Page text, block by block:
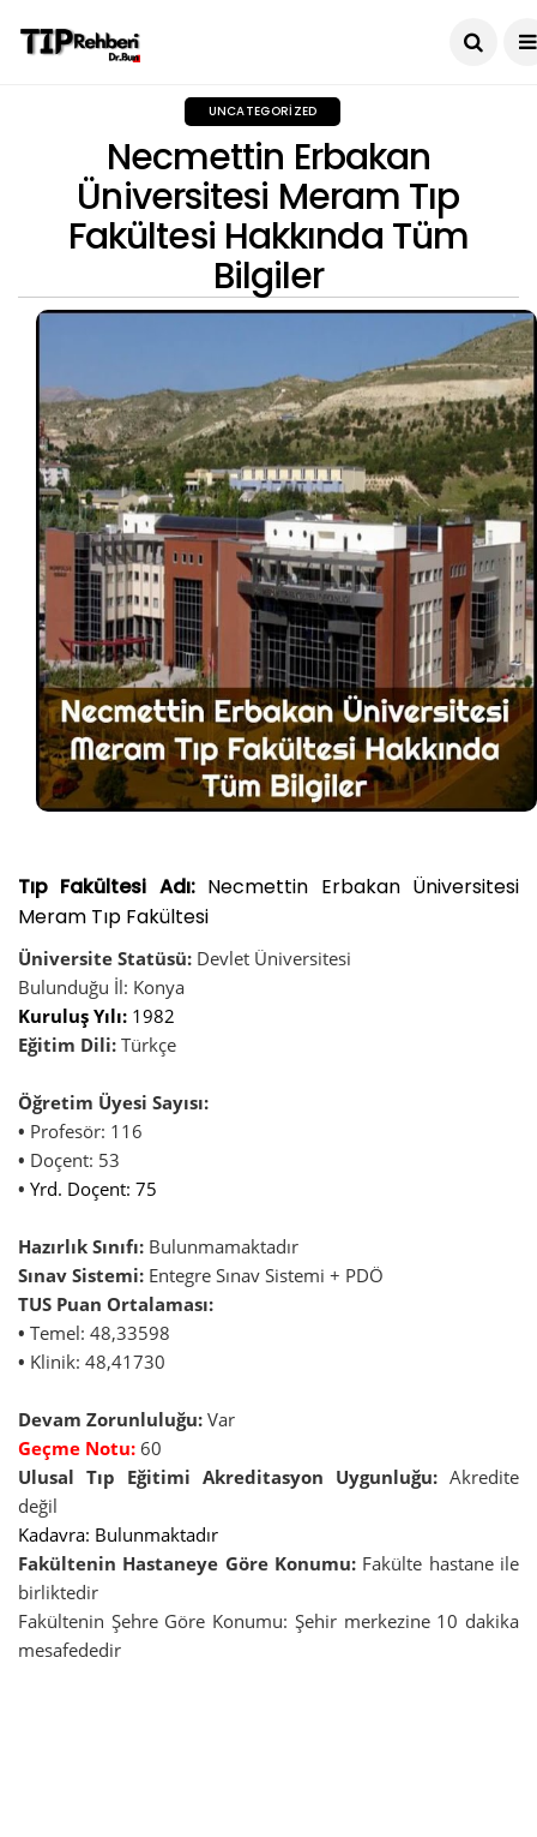
UNCATEGORIZED
Necmettin Erbakan
Üniversitesi Meram Tıp
Fakültesi Hakkında Tüm
Bilgiler
Tıp Fakültesi Adı: Necmettin Erbakan Üniversitesi
Meram Tıp Fakültesi
Üniversite Statüsü: Devlet Üniversitesi
Bulunduğu İl: Konya
Kuruluş Yılı: 1982
Eğitim Dili: Türkçe
Öğretim Üyesi Sayısı:
• Profesör: 116
• Doçent: 53
• Yrd. Doçent: 75
Hazırlık Sınıfı: Bulunmamaktadır
Sınav Sistemi: Entegre Sınav Sistemi + PDÖ
TUS Puan Ortalaması:
• Temel: 48,33598
• Klinik: 48,41730
Devam Zorunluluğu: Var
Geçme Notu: 60
Ulusal Tıp Eğitimi Akreditasyon Uygunluğu: Akredite
değil
Kadavra: Bulunmaktadır
Fakültenin Hastaneye Göre Konumu: Fakülte hastane ile
birliktedir
Fakültenin Şehre Göre Konumu: Şehir merkezine 10 dakika
mesafededir